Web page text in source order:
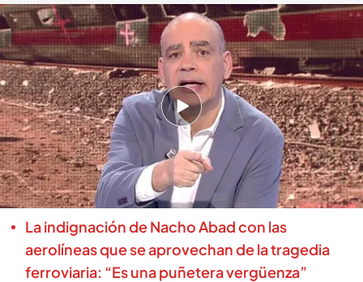
Nacho Abad se dirige al ministro Óscar Puente.Mediaset España
En boca de todos
21 ENE 2026 - 11:14h.
Nacho Abad ha querido mandar un mensaje al
ministro de Transporte en 'En boca de todos':
"A Óscar Puente le importó un pimiento. Ni los
escuchó"
La indignación de Nacho Abad con las
aerolíneas que se aprovechan de la tragedia
ferroviaria: “Es una puñetera vergüenza”